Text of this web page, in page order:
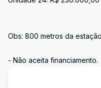
Obs: 800 metros da
- Não aceita financiamento.